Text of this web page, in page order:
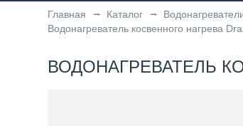
Главная Каталог
Водонагреватель косвенного нагрева
ВОДОНАГРЕВАТЕЛЬ